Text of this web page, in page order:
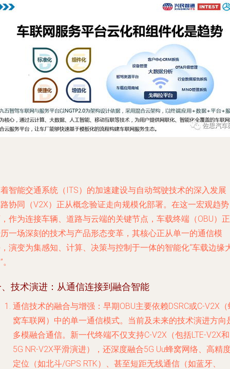
智能交通系统（ITS）的加速建设与自动驾驶技术的深入发展
协同（V2X）正从概念验证走向规模化部署。在这一宏观趋势
作为连接车辆、道路与云端的关键节点，车载终端（OBU）正
一场深刻的技术与产品形态变革，其核心正从单一的通信模
演变为集感知、计算、决策与控制于一体的智能化“车载边缘
技术演进：从通信连接到融合智能
通信技术的融合与增强 ：早期OBU主要依赖DSRC或C-V2X
窝车联网）中的单一通信模式。当前及未来的技术演进方向
多模融合通信。新一代终端不仅支持C-V2X（包括LTE-V2X
5G NR-V2X平滑演进），还深度融合5G Uu蜂窝网络、高精
定位（如北斗/GPS RTK）、甚至短距无线通信（如蓝牙、